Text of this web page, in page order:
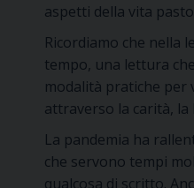
aspetti della vita
Ricordiamo che nella
tempo, una lettura
modalità pratiche per
attraverso la carità, la
La pandemia ha
che servono tempi
qualcosa di scritto.